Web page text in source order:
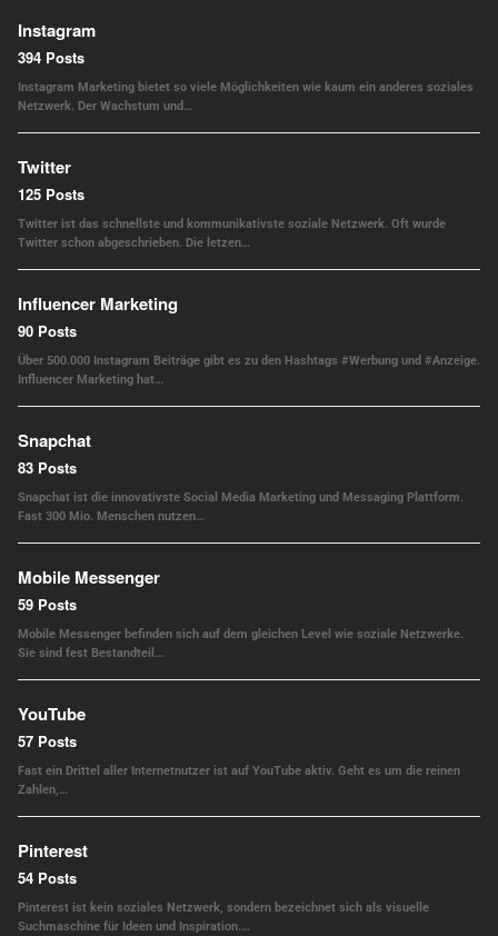
Instagram
394 Posts
Instagram Marketing bietet so viele Möglichkeiten wie kaum ein anderes soziales
Netzwerk. Der Wachstum und…
Twitter
125 Posts
Twitter ist das schnellste und kommunikativste soziale Netzwerk. Oft wurde
Twitter schon abgeschrieben. Die letzen…
Influencer Marketing
90 Posts
Über 500.000 Instagram Beiträge gibt es zu den Hashtags #Werbung und #Anzeige.
Influencer Marketing hat…
Snapchat
83 Posts
Snapchat ist die innovativste Social Media Marketing und Messaging Plattform.
Fast 300 Mio. Menschen nutzen…
Mobile Messenger
59 Posts
Mobile Messenger befinden sich auf dem gleichen Level wie soziale Netzwerke.
Sie sind fest Bestandteil…
YouTube
57 Posts
Fast ein Drittel aller Internetnutzer ist auf YouTube aktiv. Geht es um die reinen
Zahlen,…
Pinterest
54 Posts
Pinterest ist kein soziales Netzwerk, sondern bezeichnet sich als visuelle
Suchmaschine für Ideen und Inspiration.…